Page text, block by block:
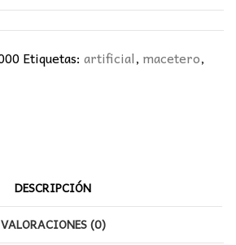
Etiquetas: artificial, macetero,
DESCRIPCIÓN
VALORACIONES (0)